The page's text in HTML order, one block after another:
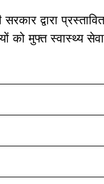
सरकार द्वारा
को मुफ्त स्वास्थ्य